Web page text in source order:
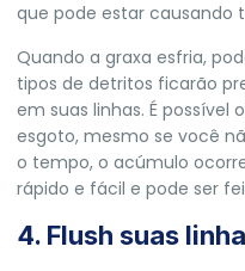
que pode estar causando
Quando a graxa esfria,
tipos de detritos ficarão
em suas linhas. É possível
esgoto, mesmo se você
o tempo, o acúmulo
rápido e fácil e pode ser
4. Flush suas